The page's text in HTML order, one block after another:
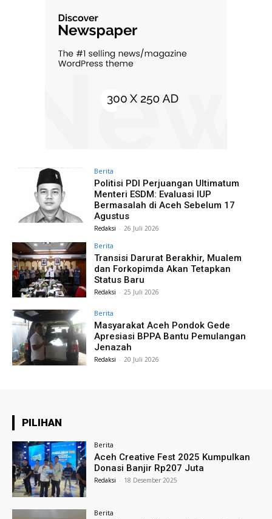
Berita
Politisi PDI Perjuangan Ultimatum
Menteri ESDM: Evaluasi IUP
Bermasalah di Aceh Sebelum 17
Agustus
Redaksi - 26 Juli 2026
Berita
Transisi Darurat Berakhir, Mualem
dan Forkopimda Akan Tetapkan
Status Baru
Redaksi - 25 Juli 2026
Berita
Masyarakat Aceh Pondok Gede
Apresiasi BPPA Bantu Pemulangan
Jenazah
Redaksi - 20 Juli 2026
PILIHAN
Berita
Aceh Creative Fest 2025 Kumpulkan
Donasi Banjir Rp207 Juta
Redaksi - 18 Desember 2025
Berita